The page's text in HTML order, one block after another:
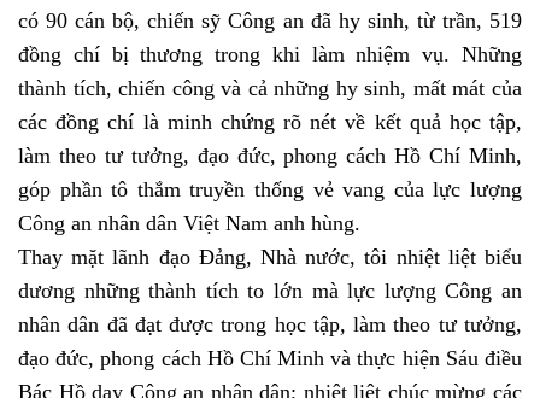
có 90 cán bộ, chiến sỹ Công an đã hy sinh, từ trần, 519
đồng chí bị thương trong khi làm nhiệm vụ. Những
thành tích, chiến công và cả những hy sinh, mất mát của
các đồng chí là minh chứng rõ nét về kết quả học tập,
làm theo tư tưởng, đạo đức, phong cách Hồ Chí Minh,
góp phần tô thắm truyền thống vẻ vang của lực lượng
Công an nhân dân Việt Nam anh hùng.
Thay mặt lãnh đạo Đảng, Nhà nước, tôi nhiệt liệt biểu
dương những thành tích to lớn mà lực lượng Công an
nhân dân đã đạt được trong học tập, làm theo tư tưởng,
đạo đức, phong cách Hồ Chí Minh và thực hiện Sáu điều
Bác Hồ dạy Công an nhân dân; nhiệt liệt chúc mừng các